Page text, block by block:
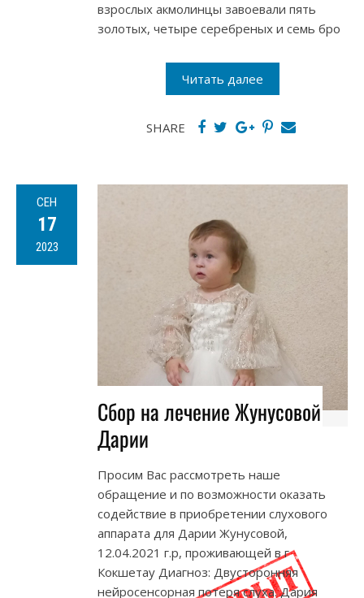
взрослых акмолинцы завоевали пять
золотых, четыре серебреных и семь бро
Читать далее
SHARE
СЕН
17
2023
Сбор на лечение Жунусовой
Дарии
Просим Вас рассмотреть наше
обращение и по возможности оказать
содействие в приобретении слухового
аппарата для Дарии Жунусовой,
12.04.2021 г.р, проживающей в г
Кокшетау Диагноз: Двусторонняя
нейросенсорная потеря слуха. Дария